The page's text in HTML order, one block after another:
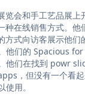
会和手工艺品展上
种在线销售方式。
式向访客展示他们
他们的 Spacious
他们在找到 powr
，但没有一个看起
用。